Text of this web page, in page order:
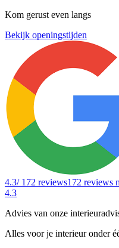
Kom gerust even langs
Bekijk openingstijden
4.3/ 172 reviews172 reviews
4.3
Advies van onze
Alles voor je interieur onder